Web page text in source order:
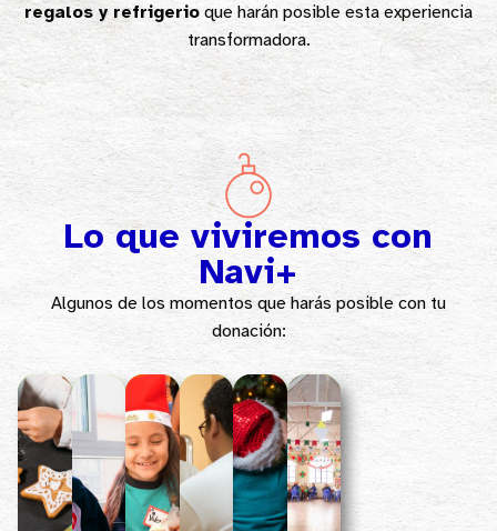
regalos y refrigerio que harán posible esta experiencia
transformadora.
Lo que viviremos con
Navi+
Algunos de los momentos queharás posible con tu
donación: